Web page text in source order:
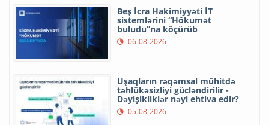
Beş İcra Hakimiyyəti İT
sistemlərini “Hökumət
buludu”na köçürüb
06-08-2026
Uşaqların rəqəmsal mühitdə
təhlükəsizliyi gücləndirilir -
Dəyişikliklər nəyi ehtiva edir?
05-08-2026